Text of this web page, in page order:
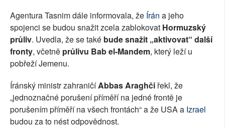
Agentura Tasnim dále informovala, že Írán a jeho
spojenci se budou snažit zcela zablokovat Hormuzský
průliv. Uvedla, že se také bude snažit „aktivovat“ další
fronty, včetně průlivu Bab el-Mandem, který leží u
pobřeží Jemenu.
Íránský ministr zahraničíAbbas Araghčiřekl, že
„jednoznačné porušení příměří na jedné frontě je
porušením příměří na všech frontách“ a že USA a Izrael
budou za to nést odpovědnost.